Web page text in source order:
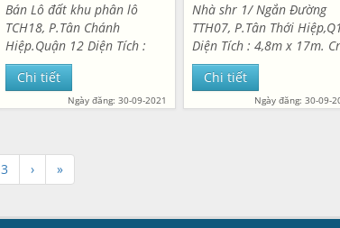
Bán Lô đất khu phân lô
TCH18, P.Tân Chánh
Hiệp.Quận 12 Diện Tích :
4m × 12m. 47m2. Xây hết
đất. Hẻm nhựa 8m co vỉa
hè. Gần trường đại học
Chi tiết
Ngày đăng: 30-09-2021
Nhà shr 1/ Ngắn Đường
TTH07, P.Tân Thới
Diện Tích : 4,8m x 17m.
68,3m2. Đúc 1 trệt 2 lầu.
Gồm 4PN,4WC. Góc 2 Mặt
tiền Hẻm nhựa 8m. Vị trí
Chi tiết
Ngày đăng: 30-09-
3 › »